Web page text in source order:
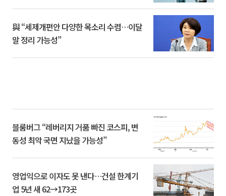
與 “세제개편안 다양한 목소리 수렴…이달
말 정리 가능성”
블룸버그 “레버리지 거품 빠진 코스피, 변
동성 최악 국면 지났을 가능성”
영업익으로 이자도 못 낸다…건설 한계기
업 5년 새 62→173곳